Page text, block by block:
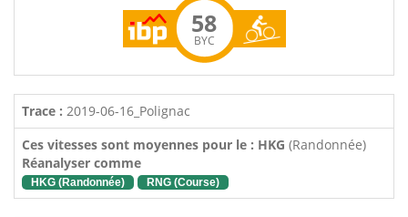
58
BYC
Trace : 2019-06-16_Polignac
Ces vitesses sont moyennes pour le : HKG (Randonnée)
Réanalyser comme
HKG (Randonnée) RNG (Course)